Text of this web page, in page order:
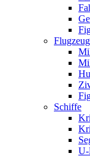
Schiffe
U-